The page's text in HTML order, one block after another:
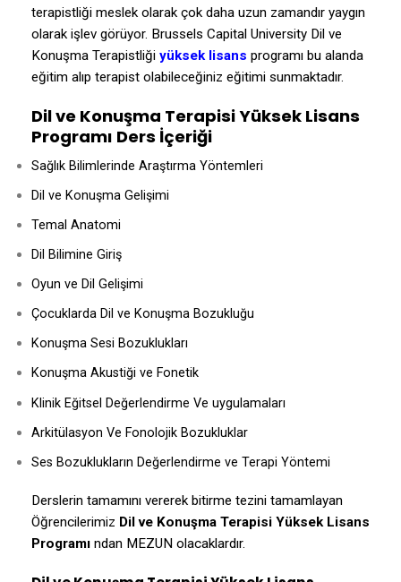
terapistliği meslek olarak çok daha uzun zamandır yaygın
olarak işlev görüyor. Brussels Capital University Dil ve
Konuşma Terapistliği yüksek lisans programı bu alanda
eğitim alıp terapist olabileceğiniz eğitimi sunmaktadır.
Dil ve Konuşma Terapisi Yüksek Lisans
Programı Ders İçeriği
Sağlık Bilimlerinde Araştırma Yöntemleri
Dil ve Konuşma Gelişimi
Temal Anatomi
Dil Bilimine Giriş
Oyun ve Dil Gelişimi
Çocuklarda Dil ve Konuşma Bozukluğu
Konuşma Sesi Bozuklukları
Konuşma Akustiği ve Fonetik
Klinik Eğitsel Değerlendirme Ve uygulamaları
Arkitülasyon Ve Fonolojik Bozukluklar
Ses Bozuklukların Değerlendirme ve Terapi Yöntemi
Derslerin tamamını vererek bitirme tezini tamamlayan
Öğrencilerimiz Dil ve Konuşma Terapisi Yüksek Lisans
Programı ndan MEZUN olacaklardır.